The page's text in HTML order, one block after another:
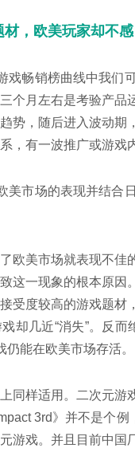
材，欧美玩家却不
戏畅销榜曲线中我们
个月左右是考验产品
势，随后进入波动期
，有一波推广或游戏
美市场的表现并结合
欧美市场就表现不
这一现象的根本原因
受度较高的游戏题
却几近“消失”。反而
能在欧美市场存活。
同样适用。二次元
3rd》 并不是个例
游戏。并且目前中